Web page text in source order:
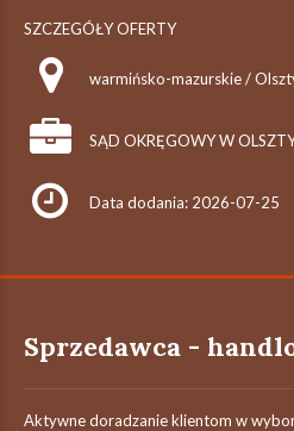
SZCZEGÓŁY OFERTY
warmińsko-mazurskie /
SĄD OKRĘGOWY W
Data dodania: 2026-07-25
Sprzedawca -
Aktywne doradzanie klientom w